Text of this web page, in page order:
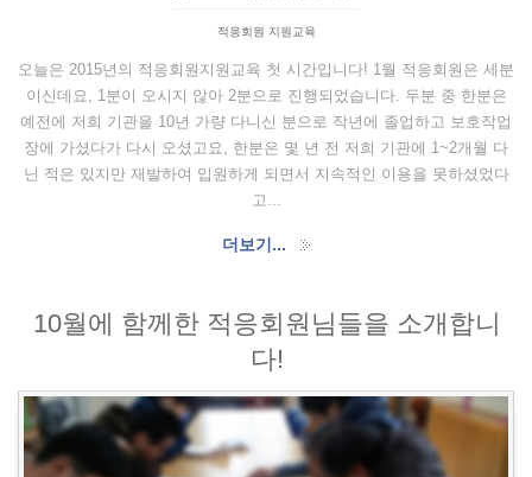
적응회원 지원교육
오늘은 2015년의 적응회원지원교육 첫 시간입니다! 1월 적응회원은 세분
이신데요, 1분이 오시지 않아 2분으로 진행되었습니다. 두분 중 한분은
예전에 저희 기관을 10년 가량 다니신 분으로 작년에 졸업하고 보호작업
장에 가셨다가 다시 오셨고요, 한분은 몇 년 전 저희 기관에 1~2개월 다
닌 적은 있지만 재발하여 입원하게 되면서 지속적인 이용을 못하셨었다
고...
더보기...
10월에 함께한 적응회원님들을 소개합니
다!